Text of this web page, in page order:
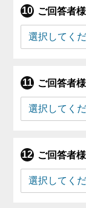
ご回答者
ご回答者
ご回答者